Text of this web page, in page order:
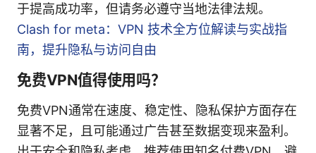
于提高成功率，但请务必遵守当地法律法规。
Clash for meta：VPN 技术全方位解读与实战指
南，提升隐私与访问自由
免费VPN值得使用吗？
免费VPN通常在速度、稳定性、隐私保护方面存在
显著不足，且可能通过广告甚至数据变现来盈利。